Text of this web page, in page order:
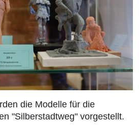
die Modelle für die
"Silberstadtweg" vorgestellt.